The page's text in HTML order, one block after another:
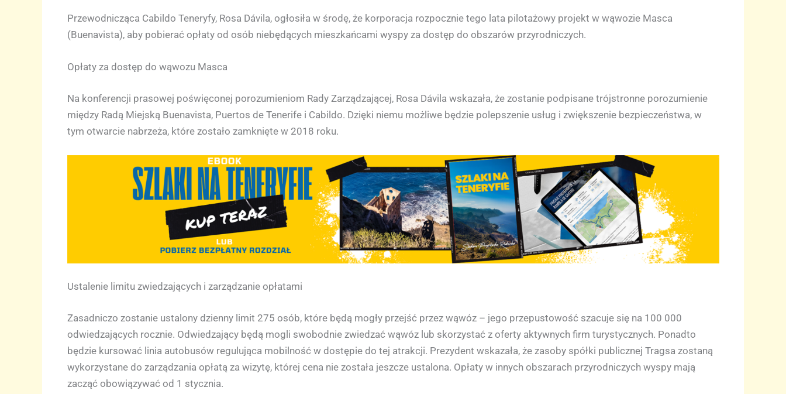
Przewodnicząca Cabildo Teneryfy, Rosa Dávila, ogłosiła w środę, że korporacja rozpocznie tego lata pilotażowy projekt w wąwozie Masca
(Buenavista), aby pobierać opłaty od osób niebędących mieszkańcami wyspy za dostęp do obszarów przyrodniczych.
Opłaty za dostęp do wąwozu Masca
Na konferencji prasowej poświęconej porozumieniom Rady Zarządzającej, Rosa Dávila wskazała, że zostanie podpisane trójstronne porozumienie
między Radą Miejską Buenavista, Puertos de Tenerife i Cabildo. Dzięki niemu możliwe będzie polepszenie usług i zwiększenie bezpieczeństwa, w
tym otwarcie nabrzeża, które zostało zamknięte w 2018 roku.
Ustalenie limitu zwiedzających i zarządzanie opłatami
Zasadniczo zostanie ustalony dzienny limit 275 osób, które będą mogły przejść przez wąwóz – jego przepustowość szacuje się na 100 000
odwiedzających rocznie. Odwiedzający będą mogli swobodnie zwiedzać wąwóz lub skorzystać z oferty aktywnych firm turystycznych. Ponadto
będzie kursować linia autobusów regulująca mobilność w dostępie do tej atrakcji. Prezydent wskazała, że zasoby spółki publicznej Tragsa zostaną
wykorzystane do zarządzania opłatą za wizytę, której cena nie została jeszcze ustalona. Opłaty w innych obszarach przyrodniczych wyspy mają
zacząć obowiązywać od 1 stycznia.